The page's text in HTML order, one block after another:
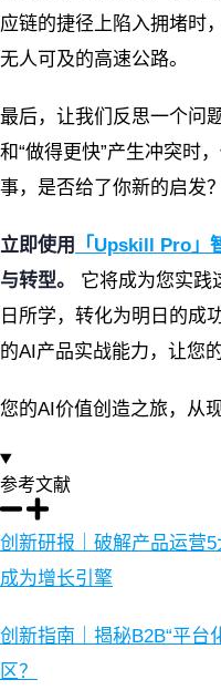
应链的捷径上陷入拥堵时
无人可及的高速公路。
最后，让我们反思一个问
和“做得更快”产生冲突时
事，是否给了你新的启发？
立即使用 「Upskill Pro」
与转型。
它将成为您实践
日所学，转化为明日的成
的AI产品实战能力，让您
您的AI价值创造之旅，从
参考文献
创新研报｜破解产品运营
成为增长引擎
创新指南｜揭秘B2B“平台
区？